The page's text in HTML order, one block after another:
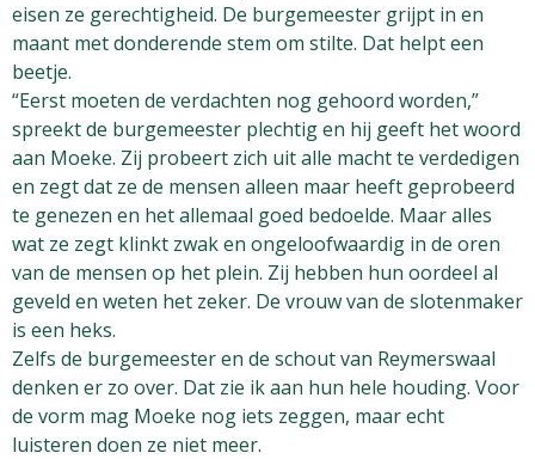
eisen ze gerechtigheid. De burgemeester grijpt in en
maant met donderende stem om stilte. Dat helpt een
beetje.
“Eerst moeten de verdachten nog gehoord worden,”
spreekt de burgemeester plechtig en hij geeft het woord
aan Moeke. Zij probeert zich uit alle macht te verdedigen
en zegt dat ze de mensen alleen maar heeft geprobeerd
te genezen en het allemaal goed bedoelde. Maar alles
wat ze zegt klinkt zwak en ongeloofwaardig in de oren
van de mensen op het plein. Zij hebben hun oordeel al
geveld en weten het zeker. De vrouw van de slotenmaker
is een heks.
Zelfs de burgemeester en de schout van Reymerswaal
denken er zo over. Dat zie ik aan hun hele houding. Voor
de vorm mag Moeke nog iets zeggen, maar echt
luisteren doen ze niet meer.